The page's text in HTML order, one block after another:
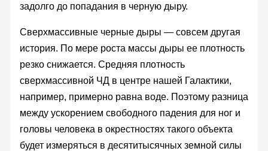
задолго до попадания в черную дыру.
Сверхмассивные черные дыры — совсем другая
история. По мере роста массы дыры ее плотность
резко снижается. Средняя плотность
сверхмассивной ЧД в центре нашей Галактики,
например, примерно равна воде. Поэтому разница
между ускорением свободного падения для ног и
головы человека в окрестностях такого объекта
будет измеряться в десятитысячных земной силы